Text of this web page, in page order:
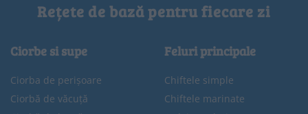
Rețete de bază pentru fiecare zi
Ciorbe si supe
Ciorba de perișoare
Ciorbă de văcuță
Feluri principale
Chiftele simple
Chiftele marinate